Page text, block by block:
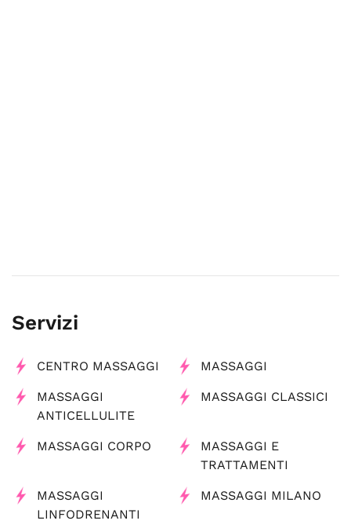
Servizi
CENTRO MASSAGGI MASSAGGI
MASSAGGI
ANTICELLULITE
MASSAGGI CLASSICI
MASSAGGI CORPO
MASSAGGI E
TRATTAMENTI
MASSAGGI
LINFODRENANTI
MASSAGGI MILANO